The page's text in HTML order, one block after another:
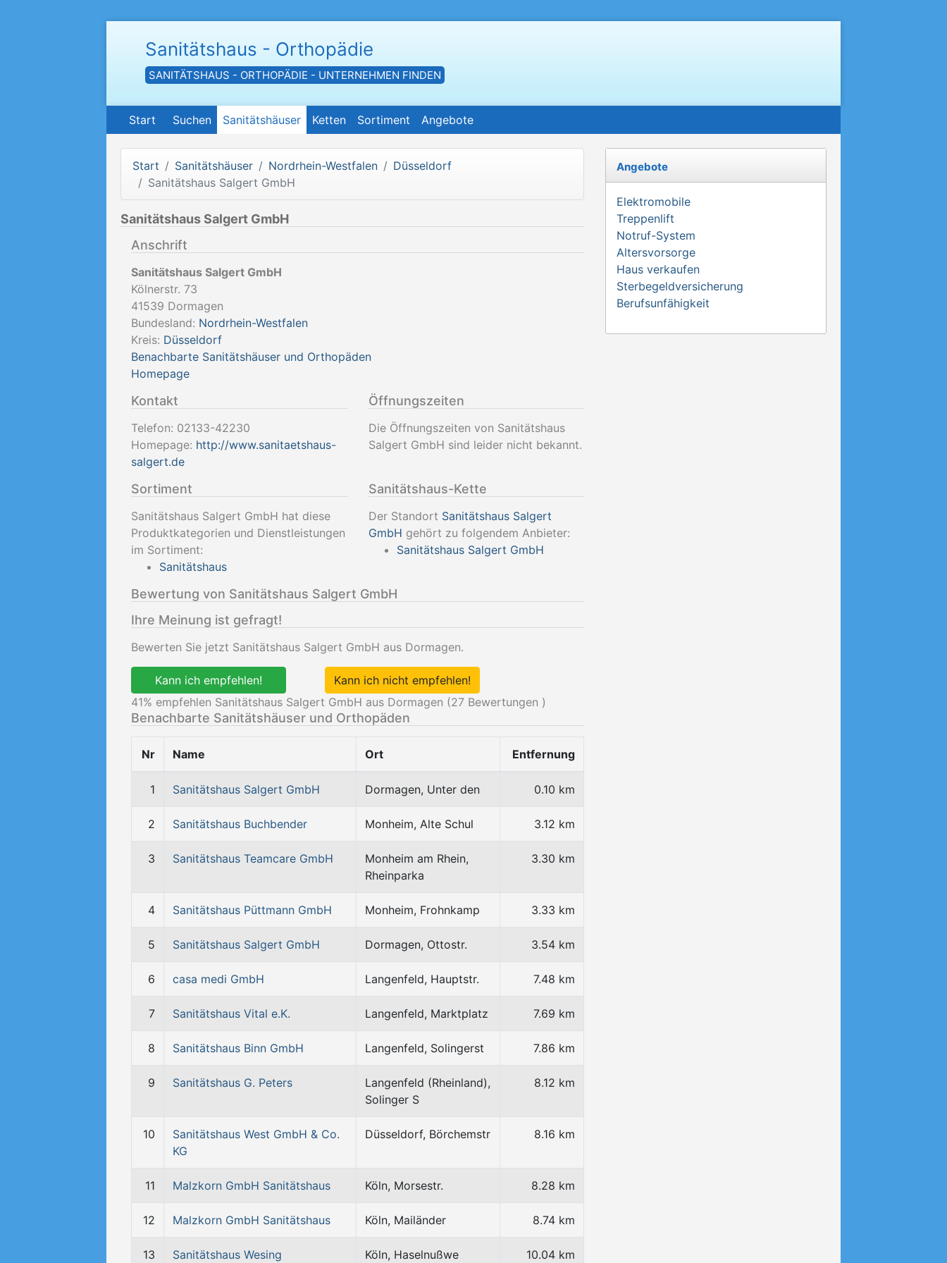
Sanitätshaus - Orthopädie
SANITÄTSHAUS - ORTHOPÄDIE - UNTERNEHMEN FINDEN
Start Suchen Sanitätshäuser Ketten Sortiment Angebote
Start Sanitätshäuser Nordrhein-Westfalen
Düsseldorf
Sanitätshaus Salgert GmbH
Sanitätshaus Salgert GmbH
Anschrift
Sanitätshaus Salgert GmbH
Kölnerstr. 73
41539 Dormagen
Bundesland: Nordrhein-Westfalen
Kreis: Düsseldorf
Benachbarte Sanitätshäuser und Orthopäden
Homepage
Kontakt
Telefon: 02133-42230
Homepage: http://www.sanitaetshaus-
salgert.de
Öffnungszeiten
Die Öffnungszeiten von Sanitätshaus
Salgert GmbH sind leider nicht bekannt.
Sortiment
Sanitätshaus Salgert GmbH hat diese
Produktkategorien und Dienstleistungen
im Sortiment:
Sanitätshaus
Sanitätshaus-Kette
Der Standort Sanitätshaus Salgert
GmbH gehört zu folgendem Anbieter:
Sanitätshaus Salgert GmbH
Bewertung von Sanitätshaus Salgert GmbH
Ihre Meinung ist gefragt!
Bewerten Sie jetzt Sanitätshaus Salgert GmbH aus Dormagen.
Kann ich empfehlen!
Kann ich nicht empfehlen!
41% empfehlen Sanitätshaus Salgert GmbH aus Dormagen (27 Bewertungen )
Benachbarte Sanitätshäuser und Orthopäden
Nr Name Ort Entfernung
1 Sanitätshaus Salgert GmbH Dormagen, Unter den 0.10 km
2 Sanitätshaus Buchbender Monheim, Alte Schul 3.12 km
3 Sanitätshaus Teamcare GmbH
Monheim am Rhein,
Rheinparka
3.30 km
4 Sanitätshaus Püttmann GmbH Monheim, Frohnkamp 3.33 km
5 Sanitätshaus Salgert GmbH Dormagen, Ottostr. 3.54 km
6 casa medi GmbH Langenfeld, Hauptstr. 7.48 km
7 Sanitätshaus Vital e.K. Langenfeld, Marktplatz 7.69 km
8 Sanitätshaus Binn GmbH Langenfeld, Solingerst 7.86 km
9 Sanitätshaus G. Peters
Langenfeld (Rheinland),
Solinger S
8.12 km
10
Sanitätshaus West GmbH & Co.
KG
Düsseldorf, Börchemstr 8.16 km
11 Malzkorn GmbH Sanitätshaus Köln, Morsestr. 8.28 km
12 Malzkorn GmbH Sanitätshaus Köln, Mailänder 8.74 km
13 Sanitätshaus Wesing Köln, Haselnußwe 10.04 km
Angebote
Elektromobile
Treppenlift
Notruf-System
Altersvorsorge
Haus verkaufen
Sterbegeldversicherung
Berufsunfähigkeit